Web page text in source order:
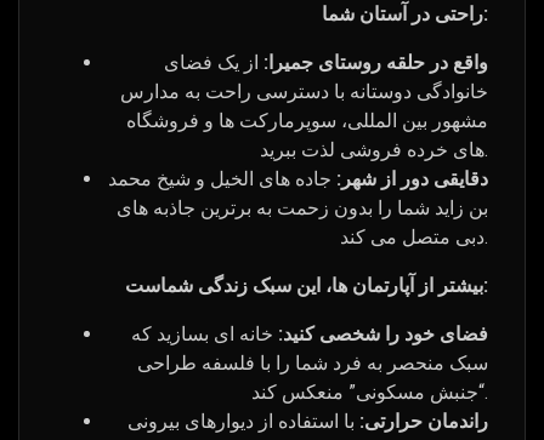
راحتی در آستان شما:
واقع در حلقه روستای جمیرا: از یک فضای
خانوادگی دوستانه با دسترسی راحت به مدارس
مشهور بین المللی، سوپرمارکت ها و فروشگاه
های خرده فروشی لذت ببرید.
دقایقی دور از شهر: جاده های الخیل و شیخ محمد
بن زاید شما را بدون زحمت به برترین جاذبه های
دبی متصل می کند.
بیشتر از آپارتمان ها، این سبک زندگی شماست:
فضای خود را شخصی کنید: خانه ای بسازید که
سبک منحصر به فرد شما را با فلسفه طراحی
“جنبش مسکونی” منعکس کند.
راندمان حرارتی: با استفاده از دیوارهای بیرونی